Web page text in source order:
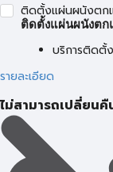
ติดตั้งแผ่นผนังตก
ติดตั้งแผ่นผนังตก
บริการติดตั้
รายละเอียด
ไม่สามารถเปลี่ยน